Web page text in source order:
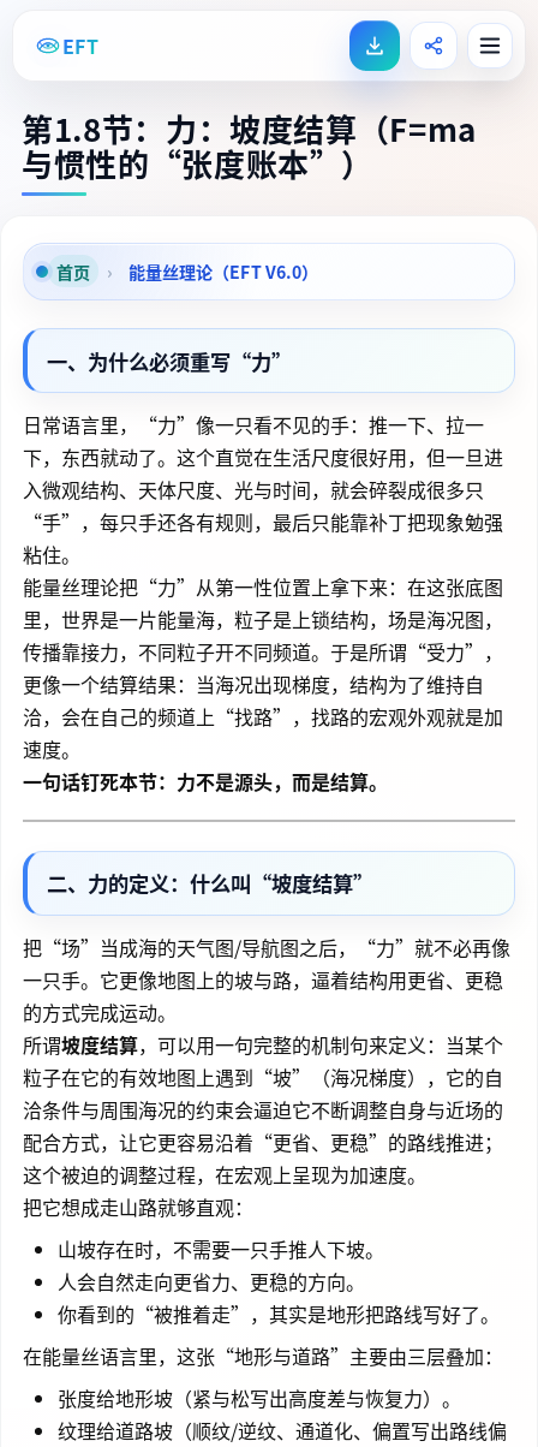
EFT
第1.8节：力：坡度结算（F=ma
与惯性的“张度账本”）
首页 › 能量丝理论（EFT V6.0）
一、为什么必须重写“力”
日常语言里，“力”像一只看不见的手：推一下、拉一
下，东西就动了。这个直觉在生活尺度很好用，但一旦进
入微观结构、天体尺度、光与时间，就会碎裂成很多只
“手”，每只手还各有规则，最后只能靠补丁把现象勉强
粘住。
能量丝理论把“力”从第一性位置上拿下来：在这张底图
里，世界是一片能量海，粒子是上锁结构，场是海况图，
传播靠接力，不同粒子开不同频道。于是所谓“受力”，
更像一个结算结果：当海况出现梯度，结构为了维持自
洽，会在自己的频道上“找路”，找路的宏观外观就是加
速度。
一句话钉死本节：力不是源头，而是结算。
二、力的定义：什么叫“坡度结算”
把“场”当成海的天气图/导航图之后，“力”就不必再像
一只手。它更像地图上的坡与路，逼着结构用更省、更稳
的方式完成运动。
所谓坡度结算，可以用一句完整的机制句来定义：当某个
粒子在它的有效地图上遇到“坡”（海况梯度），它的自
洽条件与周围海况的约束会逼迫它不断调整自身与近场的
配合方式，让它更容易沿着“更省、更稳”的路线推进；
这个被迫的调整过程，在宏观上呈现为加速度。
把它想成走山路就够直观：
山坡存在时，不需要一只手推人下坡。
人会自然走向更省力、更稳的方向。
你看到的“被推着走”，其实是地形把路线写好了。
在能量丝语言里，这张“地形与道路”主要由三层叠加：
张度给地形坡（紧与松写出高度差与恢复力）。
纹理给道路坡（顺纹/逆纹、通道化、偏置写出路线偏